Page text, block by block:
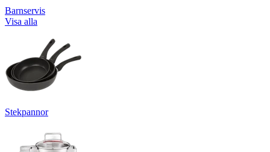
Barnservis
Visa alla
Stekpannor